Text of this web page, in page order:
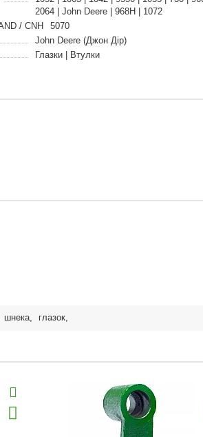
2064 | John Deere | 968H | 1072
/ CNH
5070
John Deere (Джон Дір)
Глазки | Втулки
шнека, глазок,